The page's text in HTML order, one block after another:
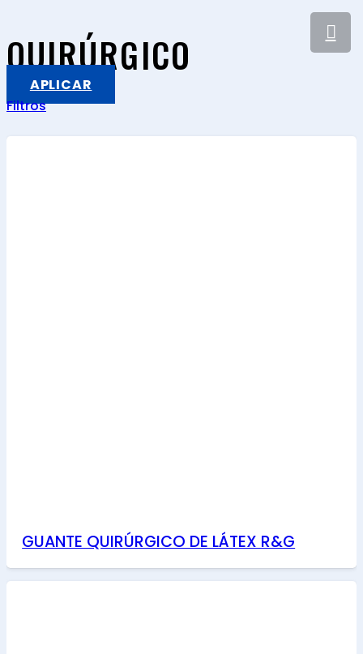
QUIRÚRGICO
APLICAR
Filtros
GUANTE QUIRÚRGICO DE LÁTEX R&G